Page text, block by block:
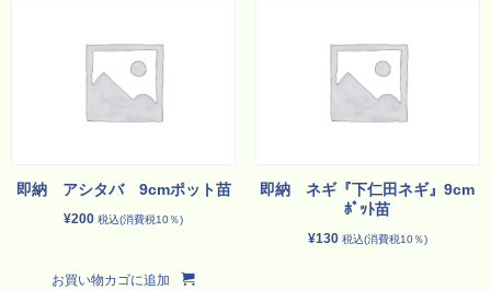
即納 アシタバ 9cmポット苗
¥200 税込(消費税10％)
お買い物カゴに追加
即納 ネギ『下仁田ネギ』9cm
ﾎﾟｯﾄ苗
¥130 税込(消費税10％)